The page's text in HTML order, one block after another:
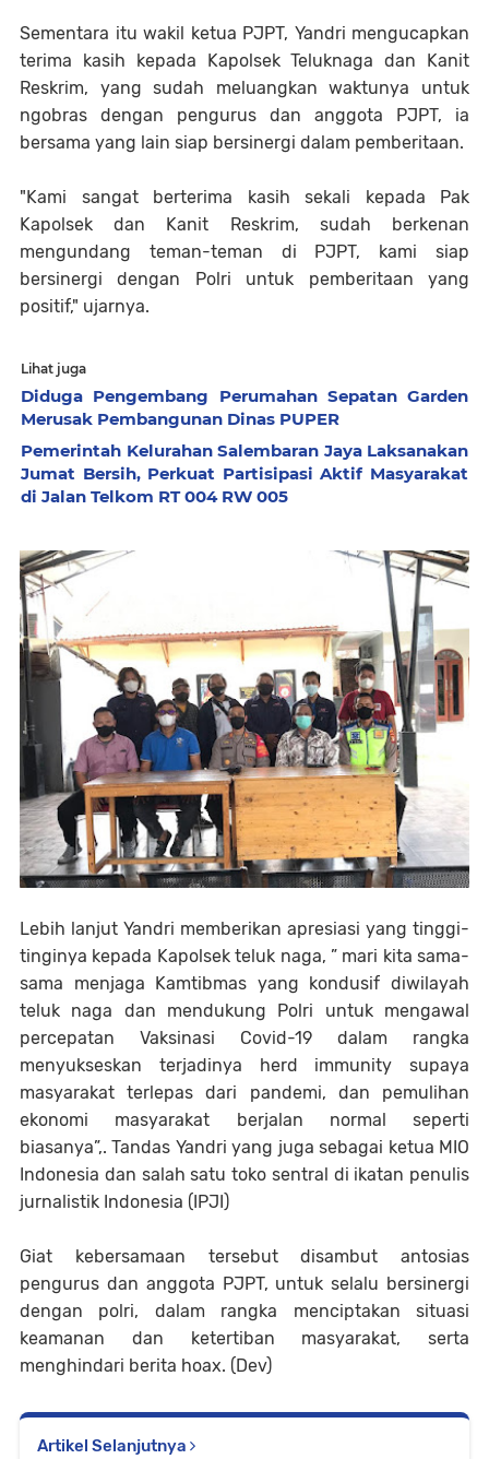
Sementara itu wakil ketua PJPT, Yandri mengucapkan
terima kasih kepada Kapolsek Teluknaga dan Kanit
Reskrim, yang sudah meluangkan waktunya untuk
ngobras dengan pengurus dan anggota PJPT, ia
bersama yang lain siap bersinergi dalam pemberitaan.
"Kami sangat berterima kasih sekali kepada Pak
Kapolsek dan Kanit Reskrim, sudah berkenan
mengundang teman-teman di PJPT, kami siap
bersinergi dengan Polri untuk pemberitaan yang
positif," ujarnya.
Lihat juga
Diduga Pengembang Perumahan Sepatan Garden
Merusak Pembangunan Dinas PUPER
Pemerintah Kelurahan Salembaran Jaya Laksanakan
Jumat Bersih, Perkuat Partisipasi Aktif Masyarakat
di Jalan Telkom RT 004 RW 005
Lebih lanjut Yandri memberikan apresiasi yang tinggi-
tinginya kepada Kapolsek teluk naga, ” mari kita sama-
sama menjaga Kamtibmas yang kondusif diwilayah
teluk naga dan mendukung Polri untuk mengawal
percepatan Vaksinasi Covid-19 dalam rangka
menyukseskan terjadinya herd immunity supaya
masyarakat terlepas dari pandemi, dan pemulihan
ekonomi masyarakat berjalan normal seperti
biasanya”,. Tandas Yandri yang juga sebagai ketua MIO
Indonesia dan salah satu toko sentral di ikatan penulis
jurnalistik Indonesia (IPJI)
Giat kebersamaan tersebut disambut antosias
pengurus dan anggota PJPT, untuk selalu bersinergi
dengan polri, dalam rangka menciptakan situasi
keamanan dan ketertiban masyarakat, serta
menghindari berita hoax. (Dev)
Artikel Selanjutnya